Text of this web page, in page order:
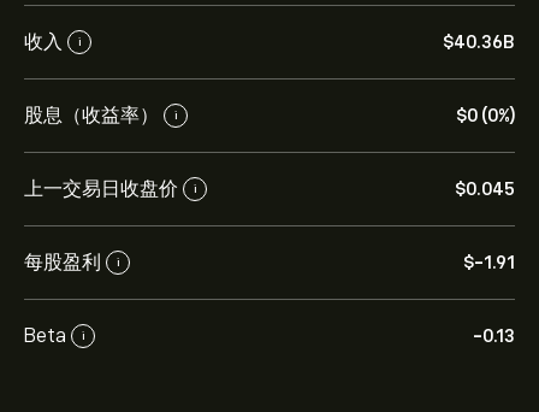
收入 i ‎$‎40.36B
股息（收益率） i ‎$‎0 (0%)
上一交易日收盘价 i ‎$‎0.045
每股盈利 i ‎$‎-1.91
Beta i -0.13